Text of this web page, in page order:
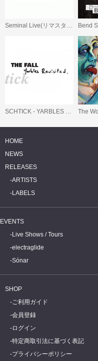
HOME
NEWS
RELEASES
ARTISTS
LABELS
EVENTS
Live Shows / Tours
electraglide
Sónar
SHOP
ご利用ガイド
会員登録
ログイン
特定商取引法に基づく表記
プライバシーポリシー